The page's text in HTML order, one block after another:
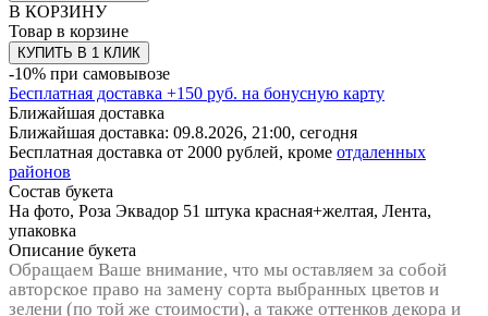
В КОРЗИНУ
Товар в корзине
КУПИТЬ В 1 КЛИК
-10% при самовывозе
Бесплатная доставка +150 руб. на бонусную карту
Ближайшая доставка
Ближайшая доставка: 09.8.2026, 21:00, сегодня
Бесплатная доставка от 2000 рублей, кроме отдаленных
районов
Состав букета
На фото, Роза Эквадор 51 штука красная+желтая, Лента,
упаковка
Описание букета
Обращаем Ваше внимание, что мы оставляем за собой
авторское право на замену сорта выбранных цветов и
зелени (по той же стоимости), а также оттенков декора и